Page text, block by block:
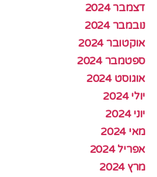
דצמבר 2024
נובמבר 2024
אוקטובר 2024
ספטמבר 2024
אוגוסט 2024
יולי 2024
יוני 2024
מאי 2024
אפריל 2024
מרץ 2024